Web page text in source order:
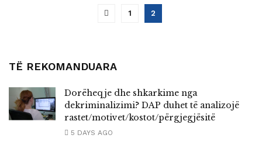
1 2
TË REKOMANDUARA
Dorëheqje dhe shkarkime nga
dekriminalizimi? DAP duhet të analizojë
rastet/motivet/kostot/përgjegjësitë
5 DAYS AGO